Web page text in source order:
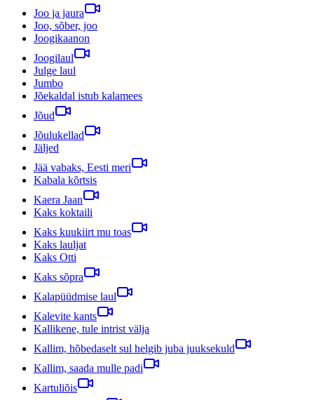
Joo ja jaura
Joo, sõber, joo
Joogikaanon
Joogilaul
Julge laul
Jumbo
Jõekaldal istub kalamees
Jõud
Jõulukellad
Jäljed
Jää vabaks, Eesti meri
Kabala kõrtsis
Kaera Jaan
Kaks koktaili
Kaks kuukiirt mu toas
Kaks lauljat
Kaks Otti
Kaks sõpra
Kalapüüdmise laul
Kalevite kants
Kallikene, tule intrist välja
Kallim, hõbedaselt sul helgib juba juuksekuld
Kallim, saada mulle padi
Kartuliõis